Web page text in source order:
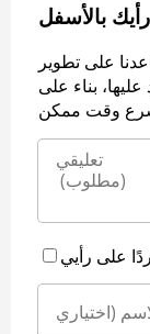
بالأسفل
على تطوير
بناء على